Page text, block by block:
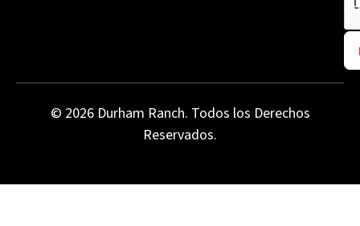
© 2026 Durham Ranch. Todos los Derechos
Reservados.